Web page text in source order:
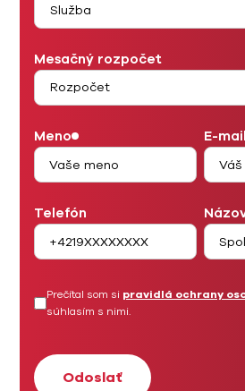
Mesačný rozpočet
Meno E-mail
Telefón
Prečítal som si pravidlá ochrany
súhlasím s nimi.